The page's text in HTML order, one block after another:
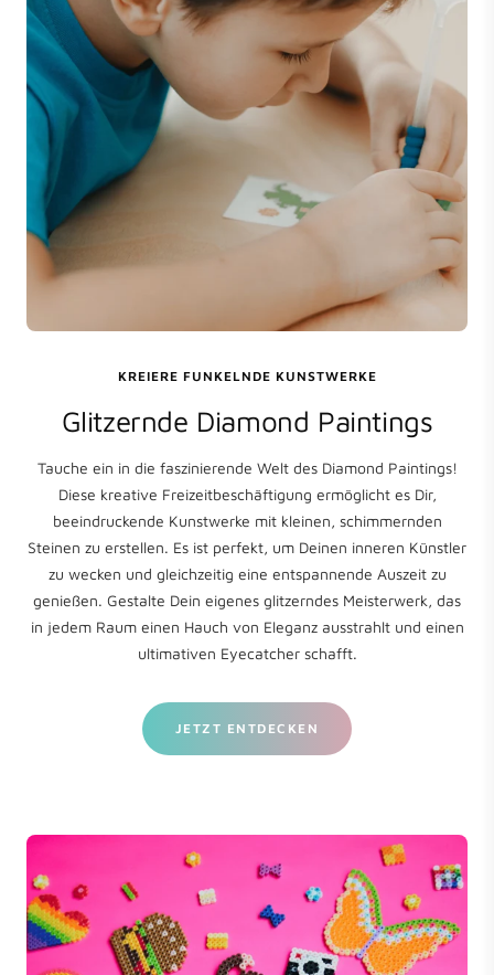
KREIERE FUNKELNDE KUNSTWERKE
Glitzernde Diamond Paintings
Tauche ein in die faszinierende Welt des Diamond Paintings!
Diese kreative Freizeitbeschäftigung ermöglicht es Dir,
beeindruckende Kunstwerke mit kleinen, schimmernden
Steinen zu erstellen. Es ist perfekt, um Deinen inneren Künstler
zu wecken und gleichzeitig eine entspannende Auszeit zu
genießen. Gestalte Dein eigenes glitzerndes Meisterwerk, das
in jedem Raum einen Hauch von Eleganz ausstrahlt und einen
ultimativen Eyecatcher schafft.
JETZT ENTDECKEN